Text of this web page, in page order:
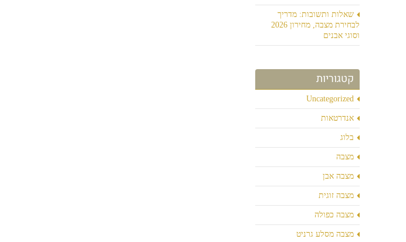
שאלות ותשובות: מדריך
לבחירת מצבה, מחירון 2026
וסוגי אבנים
קטגוריות
Uncategorized
אנדרטאות
בלוג
מצבה
מצבה אבן
מצבה זוגית
מצבה כפולה
מצבה מסלע גרניט